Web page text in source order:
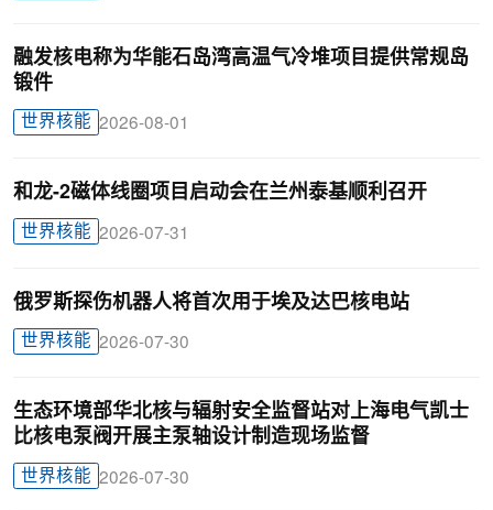
融发核电称为华能石岛湾高温气冷堆项目提供常规岛
锻件
世界核能 2026-08-01
和龙-2磁体线圈项目启动会在兰州泰基顺利召开
世界核能 2026-07-31
俄罗斯探伤机器人将首次用于埃及达巴核电站
世界核能 2026-07-30
生态环境部华北核与辐射安全监督站对上海电气凯士
比核电泵阀开展主泵轴设计制造现场监督
世界核能 2026-07-30